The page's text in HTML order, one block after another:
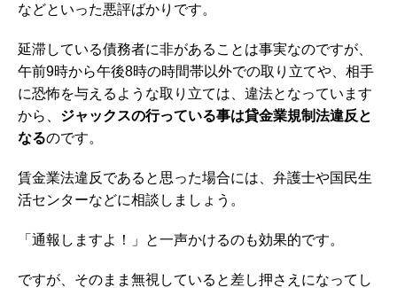
などといった悪評ばかりです。
延滞している債務者に非があることは事実なのですが、
午前9時から午後8時の時間帯以外での取り立てや、相手
に恐怖を与えるような取り立ては、違法となっています
から、 ジャックスの行っている事は貸金業規制法違反と
なるのです。
賃金業法違反であると思った場合には、弁護士や国民生
活センターなどに相談しましょう。
「通報しますよ！」と一声かけるのも効果的です。
ですが、そのまま無視していると差し押さえになってし